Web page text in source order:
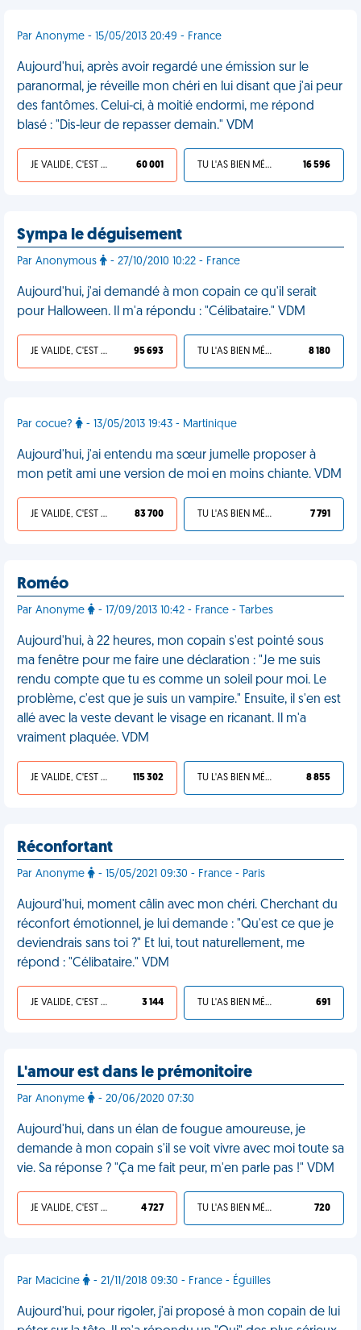
Par Anonyme - 15/05/2013 20:49 - France
Aujourd'hui, après avoir regardé une émission sur le
paranormal, je réveille mon chéri en lui disant que j'ai peur
des fantômes. Celui-ci, à moitié endormi, me répond
blasé : "Dis-leur de repasser demain." VDM
JE VALIDE, C'EST UNE VDM 60 001 TU L'AS BIEN MÉRITÉ 16 596
Sympa le déguisement
Par Anonymous - 27/10/2010 10:22 - France
Aujourd'hui, j'ai demandé à mon copain ce qu'il serait
pour Halloween. Il m'a répondu : "Célibataire." VDM
JE VALIDE, C'EST UNE VDM 95 693 TU L'AS BIEN MÉRITÉ 8 180
Par cocue? - 13/05/2013 19:43 - Martinique
Aujourd'hui, j'ai entendu ma sœur jumelle proposer à
mon petit ami une version de moi en moins chiante. VDM
JE VALIDE, C'EST UNE VDM 83 700 TU L'AS BIEN MÉRITÉ 7 791
Roméo
Par Anonyme - 17/09/2013 10:42 - France - Tarbes
Aujourd'hui, à 22 heures, mon copain s'est pointé sous
ma fenêtre pour me faire une déclaration : "Je me suis
rendu compte que tu es comme un soleil pour moi. Le
problème, c'est que je suis un vampire." Ensuite, il s'en est
allé avec la veste devant le visage en ricanant. Il m'a
vraiment plaquée. VDM
JE VALIDE, C'EST UNE VDM 115 302 TU L'AS BIEN MÉRITÉ 8 855
Réconfortant
Par Anonyme - 15/05/2021 09:30 - France - Paris
Aujourd'hui, moment câlin avec mon chéri. Cherchant du
réconfort émotionnel, je lui demande : "Qu'est ce que je
deviendrais sans toi ?" Et lui, tout naturellement, me
répond : "Célibataire." VDM
JE VALIDE, C'EST UNE VDM 3 144 TU L'AS BIEN MÉRITÉ 691
L'amour est dans le prémonitoire
Par Anonyme - 20/06/2020 07:30
Aujourd'hui, dans un élan de fougue amoureuse, je
demande à mon copain s'il se voit vivre avec moi toute sa
vie. Sa réponse ? "Ça me fait peur, m'en parle pas !" VDM
JE VALIDE, C'EST UNE VDM 4 727 TU L'AS BIEN MÉRITÉ 720
Par Macicine - 21/11/2018 09:30 - France - Éguilles
Aujourd'hui, pour rigoler, j'ai proposé à mon copain de lui